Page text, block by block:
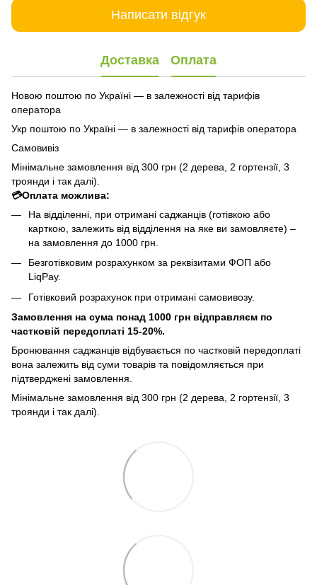
Написати відгук
Доставка Оплата
Новою поштою по Україні — в залежності від тарифів
оператора
Укр поштою по Україні — в залежності від тарифів оператора
Самовивіз
Мінімальне замовлення від 300 грн (2 дерева, 2 гортензії, 3
троянди і так далі).
💳Оплата можлива:
На відділенні, при отримані саджанців (готівкою або
карткою, залежить від відділення на яке ви замовляєте) –
на замовлення до 1000 грн.
Безготівковим розрахунком за реквізитами ФОП або
LiqPay.
Готівковий розрахунок при отримані самовивозу.
Замовлення на сума понад 1000 грн відправляєм по
частковій передоплаті 15-20%.
Бронювання саджанців відбувається по частковій передоплаті
вона залежить від суми товарів та повідомляється при
підтверджені замовлення.
Мінімальне замовлення від 300 грн (2 дерева, 2 гортензії, 3
троянди і так далі).